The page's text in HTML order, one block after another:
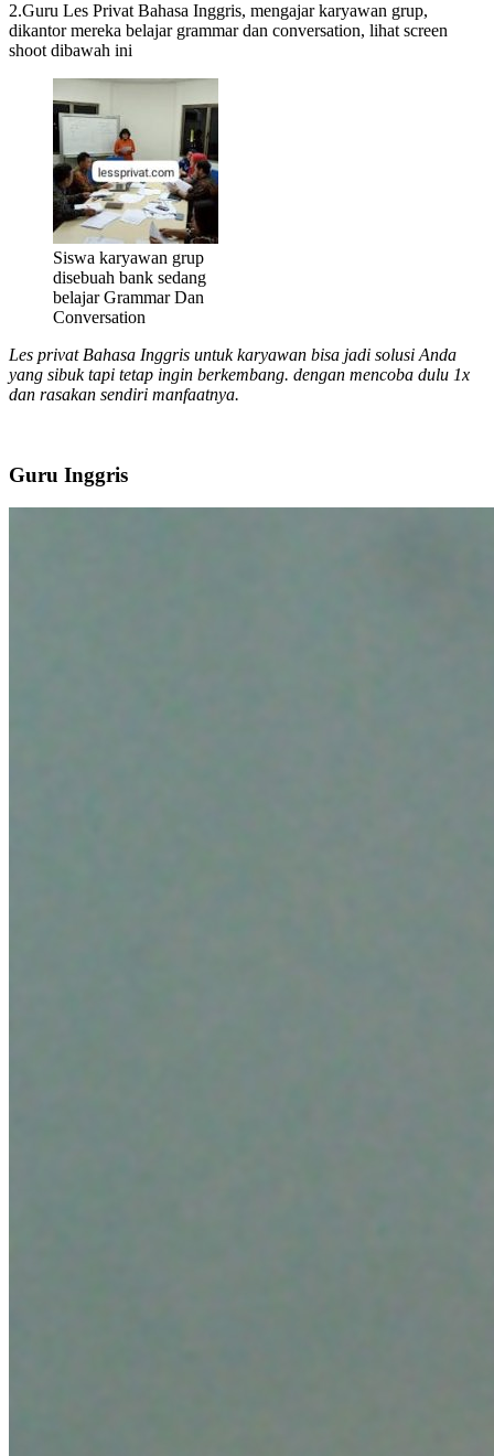
2.Guru Les Privat Bahasa Inggris, mengajar karyawan grup,
dikantor mereka belajar grammar dan conversation, lihat screen
shoot dibawah ini
Siswa karyawan grup
disebuah bank sedang
belajar Grammar Dan
Conversation
Les privat Bahasa Inggris untuk karyawan bisa jadi solusi Anda
yang sibuk tapi tetap ingin berkembang. dengan mencoba dulu 1x
dan rasakan sendiri manfaatnya.
Guru Inggris